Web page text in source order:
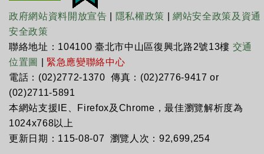
政府網站資料開放宣告 隱私權政策 |網站安全政策及資通
安全政策
聯絡地址：104100 臺北市中山區復興北路2號13樓 交通
位置圖
緊急應變聯絡中心
電話：(02)2772-1370 傳真：(02)2776-9417 or
(02)2711-5891
本網站支援IE、Firefox及Chrome，最佳瀏覽解析度為
1024x768以上
更新日期：115-08-07 瀏覽人次：92,699,254